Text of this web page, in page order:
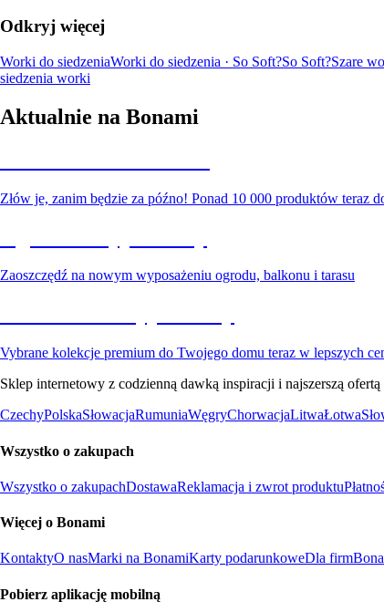
Odkryj więcej
Worki do siedzeniaWorki do siedzenia · So Soft?So Soft?Szare
siedzenia worki
Aktualnie na Bonami
Złów je, zanim będzie za późno! Ponad 10 000 produktów teraz
Zaoszczędź na nowym wyposażeniu ogrodu, balkonu i tarasu
Vybrane kolekcje premium do Twojego domu teraz w lepszych
Sklep internetowy z codzienną dawką inspiracji i najszerszą
CzechyPolskaSłowacjaRumuniaWęgryChorwacjaLitwaŁotwa
Wszystko o zakupach
Wszystko o zakupachDostawaReklamacja i zwrot produktu
Więcej o Bonami
KontaktyO nasMarki na BonamiKarty podarunkoweDla firm
Pobierz aplikację mobilną